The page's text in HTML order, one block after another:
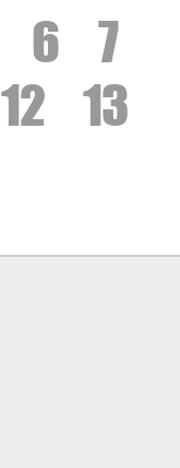
6 7
12 13